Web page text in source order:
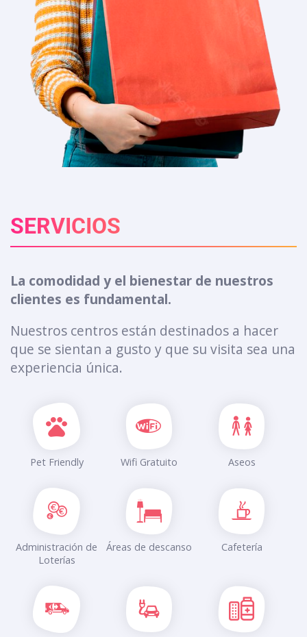
SERVICIOS
La comodidad y el bienestar de nuestros
clientes es fundamental.
Nuestros centros están destinados a hacer
que se sientan a gusto y que su visita sea una
experiencia única.
Pet Friendly Wifi Gratuito Aseos
Administración de
Loterías
Áreas de descanso Cafetería